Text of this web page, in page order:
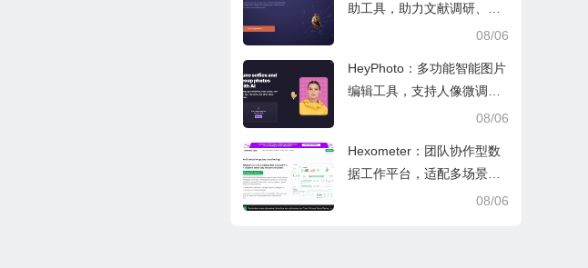
助工具，助力文献调研、论
文审阅与日常学业研究工作
08/06
HeyPhoto：多功能智能图片
编辑工具，支持人像微调、
艺术创作与日常隐私防护08/06
Hexometer：团队协作型数
据工作平台，适配多场景数
据分析、高效办公与企业安
08/06